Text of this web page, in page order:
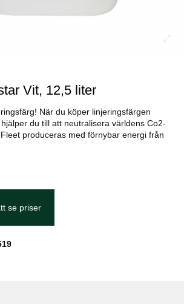
Vit, 12,5 liter
När du köper linjeringsfärgen
du till att neutralisera världens Co2-
produceras med förnybar energi från
se priser